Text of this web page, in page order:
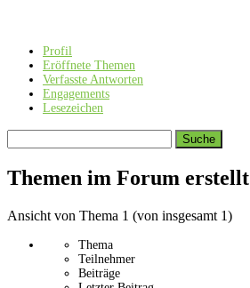
Profil
Eröffnete Themen
Verfasste Antworten
Engagements
Lesezeichen
topics:
Themen im Forum erstellt
Ansicht von Thema 1 (von insgesamt 1)
Thema
Teilnehmer
Beiträge